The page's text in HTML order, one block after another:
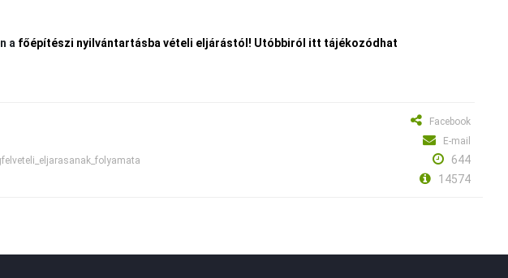
a főépítészi nyilvántartásba vételi eljárástól! Utóbbiról itt tájékozódhat
Facebook
E-mail
644
14574